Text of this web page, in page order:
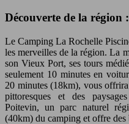
Découverte de la région
Le Camping La Rochelle
les merveilles de la région. La
son Vieux Port, ses tours
seulement 10 minutes en
20 minutes (18km), vous
pittoresques et des
Poitevin, un parc naturel
(40km) du camping et offre des